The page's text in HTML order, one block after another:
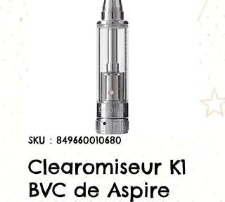
SKU : 849660010680
Clearomiseur K1
BVC de Aspire